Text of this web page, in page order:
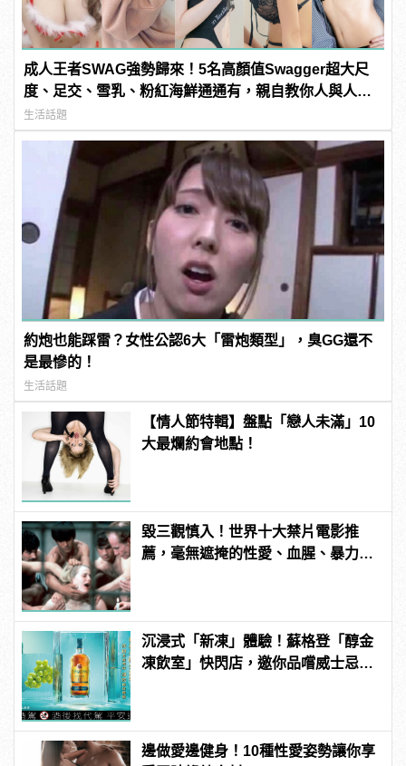
成人王者SWAG強勢歸來！5名高顏值Swagger超大尺
度、足交、雪乳、粉紅海鮮通通有，親自教你人與人的
連結！ | manfashion這樣變型男
生活話題
約炮也能踩雷？女性公認6大「雷炮類型」，臭GG還不
是最慘的！
生活話題
【情人節特輯】盤點「戀人未滿」10
大最爛約會地點！
毀三觀慎入！世界十大禁片電影推
薦，毫無遮掩的性愛、血腥、暴力、
沉浸式「新凍」體驗！蘇格登「醇金
凍飲室」快閃店，邀你品嚐威士忌凍
邊做愛邊健身！10種性愛姿勢讓你享